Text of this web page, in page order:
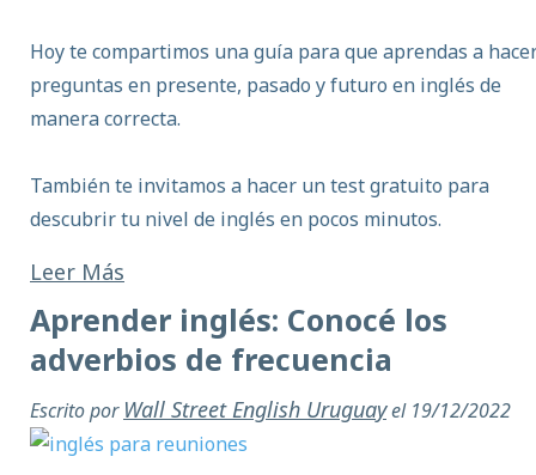
Hoy te compartimos una guía para que aprendas a
preguntas en presente, pasado y futuro en inglés de
manera correcta.
También te invitamos a hacer untest gratuito para
descubrir tu nivel de inglés en pocos minutos.
Leer Más
Aprender inglés: Conocé los
adverbios de frecuencia
Escrito por Wall Street English Uruguayel 19/12/2022